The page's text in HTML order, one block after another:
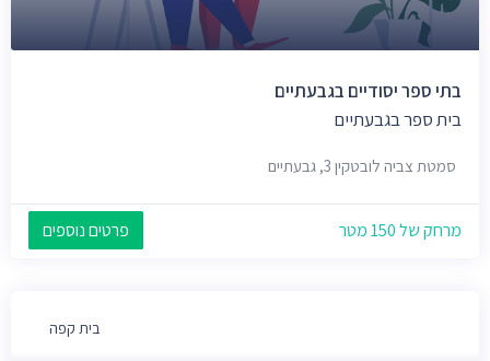
בתי ספר יסודיים בגבעתיים
בית ספר בגבעתיים
סמטת צביה לובטקין 3, גבעתיים
מרחק של 150 מטר פרטים נוספים
בית קפה